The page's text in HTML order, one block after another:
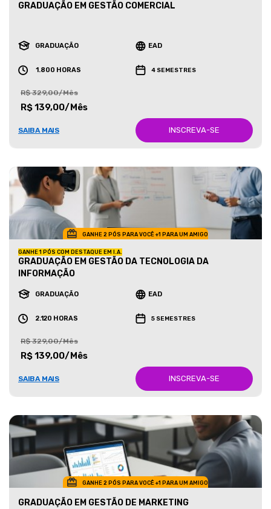
GRADUAÇÃO EM GESTÃO COMERCIAL
GRADUAÇÃO EAD
1.800 HORAS 4 SEMESTRES
R$ 329,00/Mês
R$ 139,00/Mês
SAIBA MAIS INSCREVA-SE
GANHE 2 PÓS PARA VOCÊ +1 PARA UM AMIGO
GANHE 1 PÓS COM DESTAQUE EM I.A.
GRADUAÇÃO EM GESTÃO DA TECNOLOGIA DA
INFORMAÇÃO
GRADUAÇÃO EAD
2.120 HORAS 5 SEMESTRES
R$ 329,00/Mês
R$ 139,00/Mês
SAIBA MAIS INSCREVA-SE
GANHE 2 PÓS PARA VOCÊ +1 PARA UM AMIGO
GRADUAÇÃO EM GESTÃO DE MARKETING